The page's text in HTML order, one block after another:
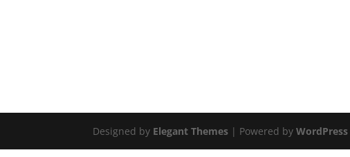
Designed by Elegant Themes | Powered byWordPress